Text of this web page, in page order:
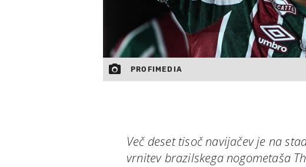
PROFIMEDIA
Več deset tisoč navijačev je na
vrnitev brazilskega nogometaša